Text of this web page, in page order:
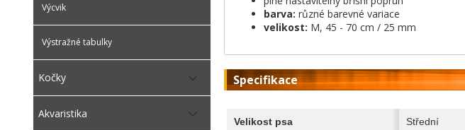
Výcvik
Výstražné tabulky
Kočky
Akvaristika
barva: různé barevné variace
velikost: M, 45 - 70 cm / 25 mm
Specifikace
Velikost psa Střední